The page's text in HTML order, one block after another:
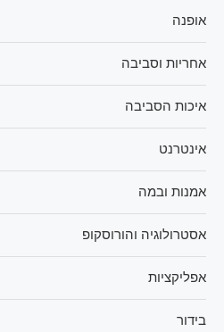
אופנה
אחריות וסביבה
איכות הסביבה
אינטרנט
אמנות ובמה
אסטרולוגיה והורוסקופ
אפליקציות
בידור